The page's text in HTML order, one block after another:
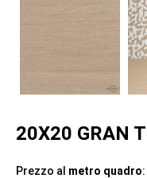
20X20 GRAN
Prezzo al metro quadro: